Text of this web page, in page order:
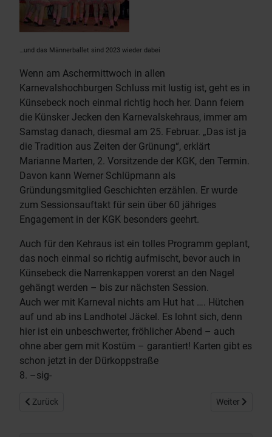
…und das Männerballet sind 2023 wieder dabei
Wenn am Aschermittwoch in allen
Karnevalshochburgen Schluss mit lustig ist, geht es in
Künsebeck noch einmal richtig hoch her. Dann feiern
die Künsker Jecken den Karnevalskehraus, immer am
Samstag danach, diesmal am 25. Februar. „Das ist ja
die Tradition aus Zeiten der Grünung“, erklärt
Marianne Marten, 2. Vorsitzende der KGK, den Termin.
Davon kann Werner Schlüpmann als
Gründungsmitglied Geschichten erzählen. Er wurde
zum Sessionsauftakt für sein über 60 jähriges
Engagement in der KGK besonders geehrt.
Auch für den Kehraus ist ein tolles Programm geplant,
das noch einmal so richtig aufmischt, bevor auch in
Künsebeck die Narrenkappen vorerst an den Nagel
gehängt werden – bis zur nächsten Session.
Auch wer mit Karneval nichts am Hut hat …. Hütchen
auf und ab ins Landhotel Jäckel. Es lohnt sich, denn
hier ist ein unbeschwerter, fröhlicher Abend – auch
ohne aber gern mit Kostüm – garantiert! Karten gibt es
schon jetzt in der Dürkoppstraße
8. –sig-
Vorheriger Beitrag: Fröhlicher Karnevals-Kehraus beschließt
Zurück Nächster
Weiter